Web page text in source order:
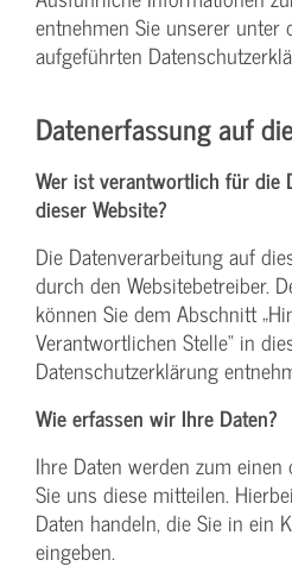
entnehmen Sie unserer unter
aufgeführten
Datenerfassung auf
Wer ist verantwortlich für die
dieser Website?
Die Datenverarbeitung auf
durch den Websitebetreiber.
können Sie dem Abschnitt
Verantwortlichen Stelle“ in
Datenschutzerklärung
Wie erfassen wir Ihre Daten?
Ihre Daten werden zum
Sie uns diese mitteilen.
Daten handeln, die Sie in ein
eingeben.